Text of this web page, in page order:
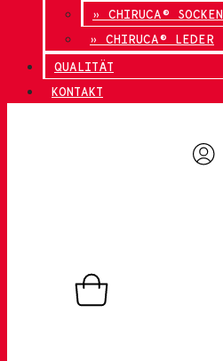
» CHIRUCA® SOCKEN
» CHIRUCA® LEDER
QUALITÄT
KONTAKT